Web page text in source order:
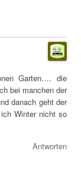
Garten…. die
bei manchen der
danach geht der
Winter nicht so
Antworten